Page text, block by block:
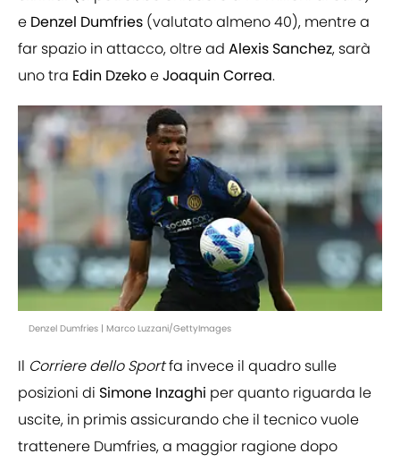
e Denzel Dumfries (valutato almeno 40), mentre a
far spazio in attacco, oltre ad Alexis Sanchez, sarà
uno tra Edin DzekoeJoaquin Correa.
Denzel Dumfries | Marco Luzzani/GettyImages
Il Corriere dello Sportfa invece il quadro sulle
posizioni di Simone Inzaghi per quanto riguarda le
uscite, in primis assicurando che il tecnico vuole
trattenere Dumfries, a maggior ragione dopo